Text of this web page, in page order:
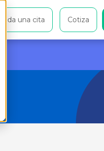
una cita Cotiza